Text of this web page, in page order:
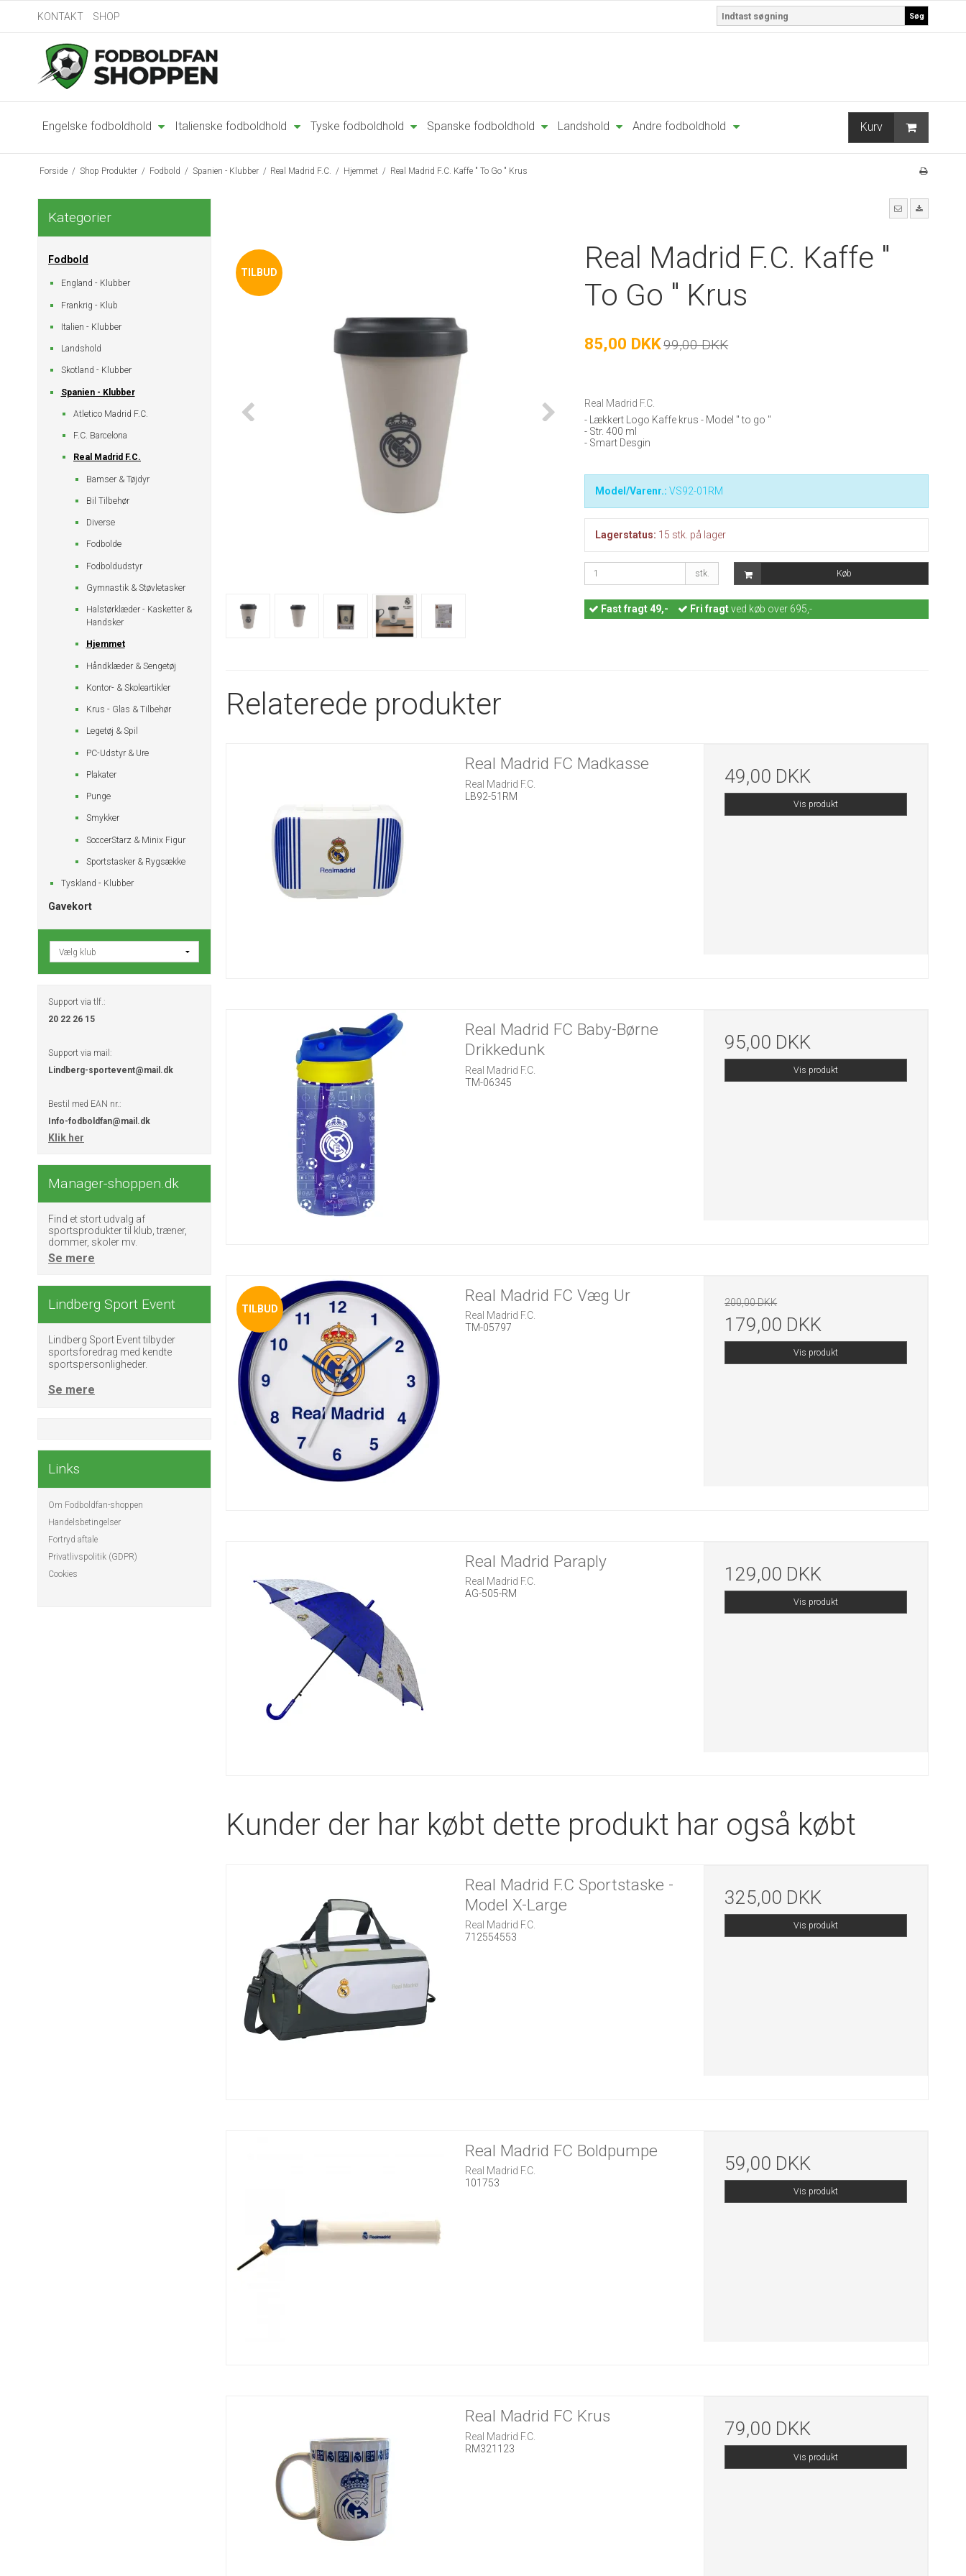
KONTAKT SHOP Søg
Engelske fodboldhold Italienske fodboldhold Tyske fodboldhold Spanske fodboldhold Landshold Andre fodboldhold Kurv
Forside / Shop Produkter / Fodbold / Spanien - Klubber / Real Madrid F.C. / Hjemmet / Real Madrid F.C. Kaffe " To Go " Krus
Kategorier
Fodbold
England - Klubber
Frankrig - Klub
Italien - Klubber
Landshold
Skotland - Klubber
Spanien - Klubber
Atletico Madrid F.C.
F.C. Barcelona
Real Madrid F.C.
Bamser & Tøjdyr
Bil Tilbehør
Diverse
Fodbolde
Fodboldudstyr
Gymnastik & Støvletasker
Halstørklæder - Kasketter &
Handsker
Hjemmet
Håndklæder & Sengetøj
Kontor- & Skoleartikler
Krus - Glas & Tilbehør
Legetøj & Spil
PC-Udstyr & Ure
Plakater
Punge
Smykker
SoccerStarz & Minix Figur
Sportstasker & Rygsække
Tyskland - Klubber
Gavekort
Support via tlf.:
20 22 26 15
Support via mail:
Lindberg-sportevent@mail.dk
Bestil med EAN nr.:
Info-fodboldfan@mail.dk
Klik her
Manager-shoppen.dk
Find et stort udvalg af
sportsprodukter til klub, træner,
dommer, skoler mv.
Se mere
Lindberg Sport Event
Lindberg Sport Event tilbyder
sportsforedrag med kendte
sportspersonligheder.
Se mere
Links
Om Fodboldfan-shoppen
Handelsbetingelser
Fortryd aftale
Privatlivspolitik (GDPR)
Cookies
TILBUD
Real Madrid F.C. Kaffe "
To Go " Krus
85,00 DKK99,00 DKK
Real Madrid F.C.
- Lækkert Logo Kaffe krus - Model " to go "
- Str. 400 ml
- Smart Desgin
Model/Varenr.: VS92-01RM
Lagerstatus: 15 stk. på lager
stk. Køb
Fastfragt 49,- Fri fragtved køb over 695,-
Relaterede produkter
Real Madrid FC Madkasse
Real Madrid F.C.
LB92-51RM
49,00 DKK
Vis produkt
Real Madrid FC Baby-Børne
Drikkedunk
Real Madrid F.C.
TM-06345
95,00 DKK
Vis produkt
TILBUD
Real Madrid FC Væg Ur
Real Madrid F.C.
TM-05797
200,00 DKK
179,00 DKK
Vis produkt
Real Madrid Paraply
Real Madrid F.C.
AG-505-RM
129,00 DKK
Vis produkt
Kunder der har købt dette produkt har også købt
Real Madrid F.C Sportstaske -
Model X-Large
Real Madrid F.C.
712554553
325,00 DKK
Vis produkt
Real Madrid FC Boldpumpe
Real Madrid F.C.
101753
59,00 DKK
Vis produkt
Real Madrid FC Krus
Real Madrid F.C.
RM321123
79,00 DKK
Vis produkt